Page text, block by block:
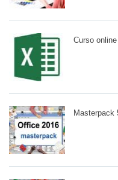
Curso
Masterpack